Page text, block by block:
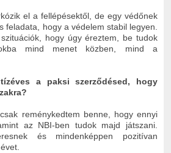
el a fellépésektől, de egy védőnek
feladata, hogy a védelem stabil legyen.
hogy úgy éreztem, be tudok
mind menet közben, mind a
a paksi szerződésed, hogy
reménykedtem benne, hogy ennyi
az NBI-ben tudok majd játszani.
és mindenképpen pozitívan